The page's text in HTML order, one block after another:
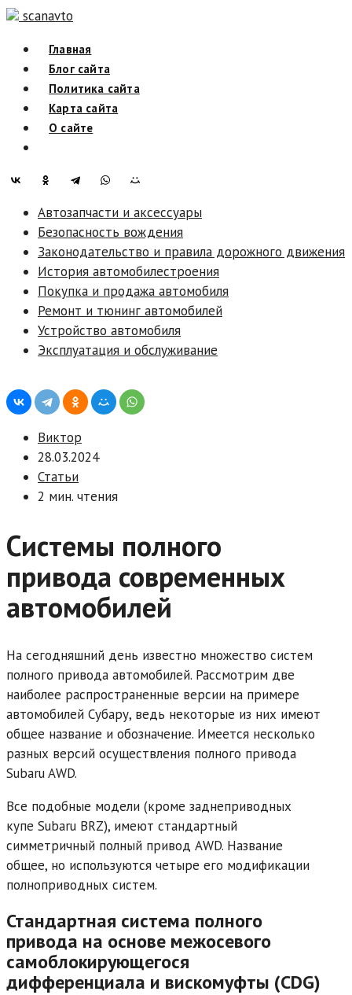
Skip
content
scanavto
Главная
Блог сайта
Политика сайта
Карта сайта
О сайте
Автозапчасти и аксессуары
Безопасность вождения
Законодательство и правила дорожного движения
История автомобилестроения
Покупка и продажа автомобиля
Ремонт и тюнинг автомобилей
Устройство автомобиля
Эксплуатация и обслуживание
Виктор
28.03.2024
Статьи
2 мин. чтения
Системы полного
привода современных
автомобилей
На сегодняшний день известно множество систем
полного привода автомобилей. Рассмотрим две
наиболее распространенные версии на примере
автомобилей Субару, ведь некоторые из них имеют
общее название и обозначение. Имеется несколько
разных версий осуществления полного привода
Subaru AWD.
Все подобные модели (кроме заднеприводных
купе Subaru BRZ), имеют стандартный
симметричный полный привод AWD. Название
общее, но используются четыре его модификации
полноприводных систем.
Стандартная система полного
привода на основе межосевого
самоблокирующегося
дифференциала и вискомуфты (CDG)